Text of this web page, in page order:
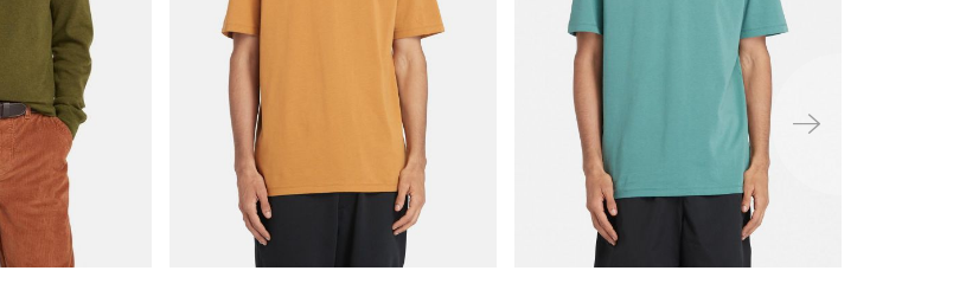
ימינה